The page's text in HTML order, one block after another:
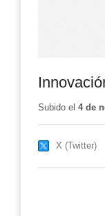
Subido el 4 de
X (Twitter)